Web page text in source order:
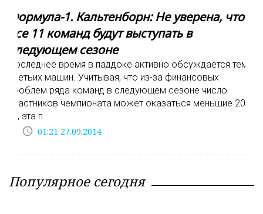
Формула-1. Кальтенборн: Не уверена, что
все 11 команд будут выступать в
следующем сезоне
Последнее время в паддоке активно обсуждается тема
третьих машин. Учитывая, что из-за финансовых
проблем ряда команд в следующем сезоне число
участников чемпионата может оказаться меньшие 20-
ти, эта п
access_time 01:21 27.09.2014
Популярное сегодня